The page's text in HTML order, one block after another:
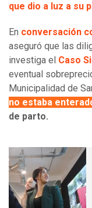
que dio a luz a su
En conversación
aseguró que las
investiga el Caso
eventual
Municipalidad de
no estaba
de parto.